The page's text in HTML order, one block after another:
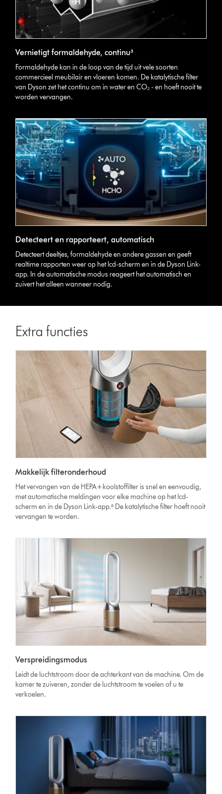
Vernietigt formaldehyde, continu³
Formaldehyde kan in de loop van de tijd uit vele soorten
commercieel meubilair en vloeren komen. De katalytische filter
van Dyson zet het continu om in water en CO₂ - en hoeft nooit te
worden vervangen.
Detecteert en rapporteert, automatisch
Detecteert deeltjes, formaldehyde en andere gassen en geeft
realtime rapporten weer op het lcd-scherm en in de Dyson Link-
app. In de automatische modus reageert het automatisch en
zuivert het alleen wanneer nodig.
Extra functies
Makkelijk filteronderhoud
Het vervangen van de HEPA+koolstoffilter is snel en eenvoudig,
met automatische meldingen voor elke machine op het lcd-
scherm en in de Dyson Link-app.⁶ De katalytische filter hoeft nooit
vervangen te worden.
Verspreidingsmodus
Leidt de luchtstroom door de achterkant van de machine. Om de
kamer te zuiveren, zonder de luchtstroom te voelen of u te
verkoelen.